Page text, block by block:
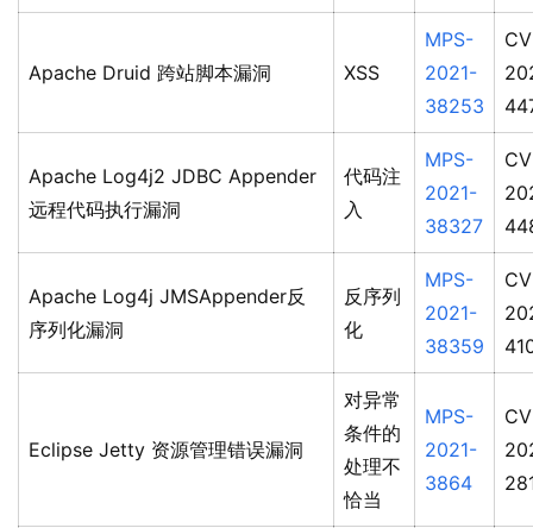
Apache Druid 跨站脚本漏洞 XSS
MPS-
2021-
38253
Apache Log4j2 JDBC Appender
远程代码执行漏洞
代码注
入
MPS-
2021-
38327
Apache Log4j JMSAppender反
序列化漏洞
反序列
化
MPS-
2021-
38359
Eclipse Jetty 资源管理错误漏洞
对异常
条件的
处理不
恰当
MPS-
2021-
3864